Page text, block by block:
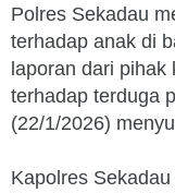
Polres Sekadau
terhadap anak di
laporan dari
terhadap terduga
(22/1/2026)
Kapolres